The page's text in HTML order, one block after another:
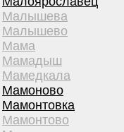
Малышева
Малышево
Мама
Мамадыш
Мамедкала
Мамоново
Мамонтовка
Мамонтово